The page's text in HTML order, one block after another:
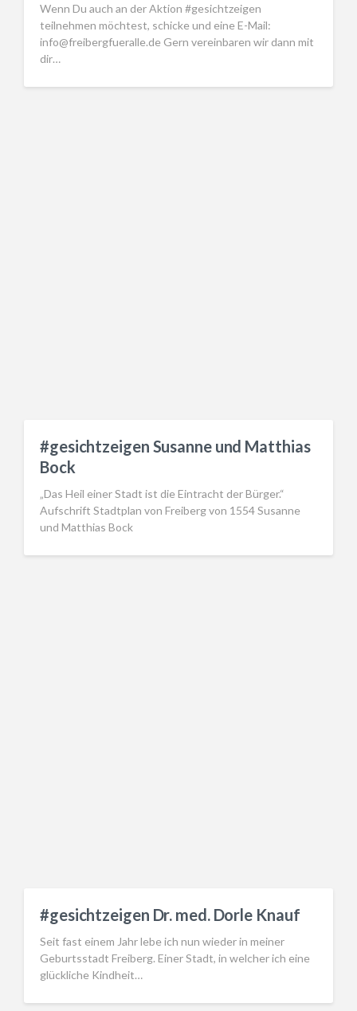
Wenn Du auch an der Aktion #gesichtzeigen
teilnehmen möchtest, schicke und eine E-Mail:
info@freibergfueralle.de Gern vereinbaren wir dann mit
dir…
#gesichtzeigen Susanne und Matthias
Bock
„Das Heil einer Stadt ist die Eintracht der Bürger.“
Aufschrift Stadtplan von Freiberg von 1554 Susanne
und Matthias Bock
#gesichtzeigen Dr. med. Dorle Knauf
Seit fast einem Jahr lebe ich nun wieder in meiner
Geburtsstadt Freiberg. Einer Stadt, in welcher ich eine
glückliche Kindheit…